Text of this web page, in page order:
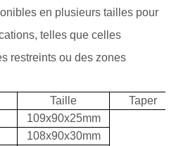
en plusieurs tailles pour
telles que celles
restreints ou des zones
Taille Taper
109x90x25mm
108x90x30mm